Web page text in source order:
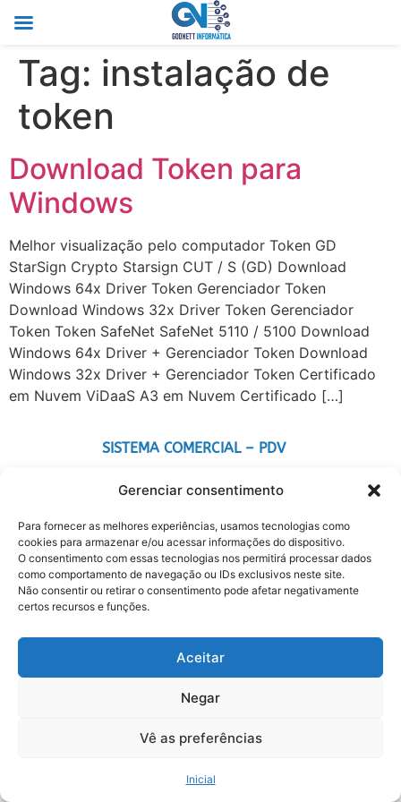
Gerenciar consentimento
Para fornecer as melhores experiências, usamos tecnologias como
cookies para armazenar e/ou acessar informações do dispositivo.
O consentimento com essas tecnologias nos permitirá processar dados
como comportamento de navegação ou IDs exclusivos neste site.
Não consentir ou retirar o consentimento pode afetar negativamente
certos recursos e funções.
Aceitar
Negar
Vê as preferências
Inicial
Tag: instalação de
token
Download Token para
Windows
Melhor visualização pelo computador Token GD
StarSign Crypto Starsign CUT / S (GD) Download
Windows 64x Driver Token Gerenciador Token
Download Windows 32x Driver Token Gerenciador
Token Token SafeNet SafeNet 5110 / 5100 Download
Windows 64x Driver + Gerenciador Token Download
Windows 32x Driver + Gerenciador Token Certificado
em Nuvem ViDaaS A3 em Nuvem Certificado […]
SISTEMA COMERCIAL – PDV
MANUTENÇÃO EMPRESARIAL
LANDING PAGE E SITES